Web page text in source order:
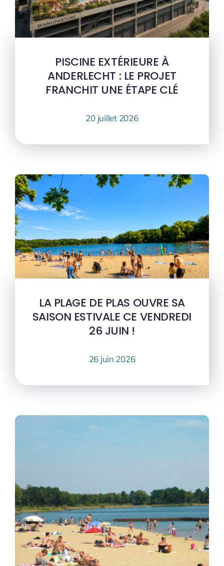
PISCINE EXTÉRIEURE À
ANDERLECHT : LE PROJET
FRANCHIT UNE ÉTAPE CLÉ
20 juillet 2026
LA PLAGE DE PLAS OUVRE SA
SAISON ESTIVALE CE VENDREDI
26 JUIN !
26 juin 2026